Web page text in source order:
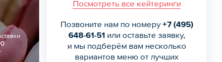
Посмотреть все кейтеринги
Позвоните нам по номеру +7 (495)
648-61-51 или оставьте заявку,
и мы подберём вам несколько
вариантов меню от лучших